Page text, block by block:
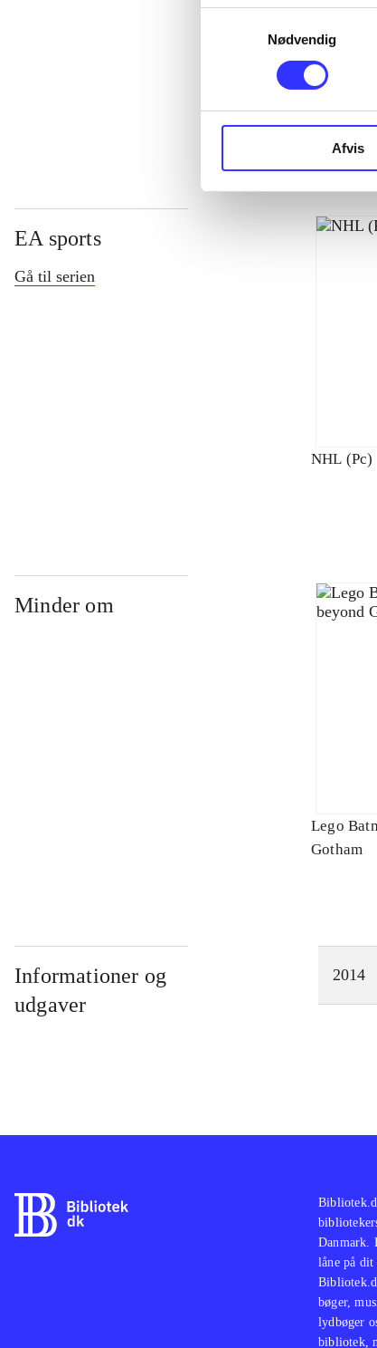
Nødvendig
Afvis
...
EA sports
Gå til serien
NHL (Pc)
Minder om
Lego
Gotham
Informationer og
udgaver
2014
Danmark.
låne på
bøger,
lydbøger
bibliotek,